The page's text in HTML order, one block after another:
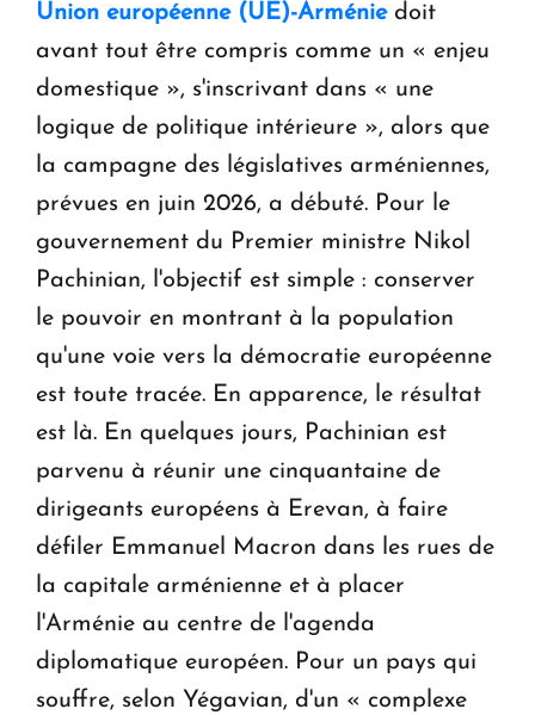
Union européenne (UE)-Arméniedoit
avant tout être compris comme un « enjeu
domestique », s'inscrivant dans « une
logique de politique intérieure », alors que
la campagne des législatives arméniennes,
prévues en juin 2026, a débuté. Pour le
gouvernement du Premier ministre Nikol
Pachinian, l'objectif est simple : conserver
le pouvoir en montrant à la population
qu'une voie vers la démocratie européenne
est toute tracée. En apparence, le résultat
est là. En quelques jours, Pachinian est
parvenu à réunir une cinquantaine de
dirigeants européens à Erevan, à faire
défiler Emmanuel Macron dans les rues de
la capitale arménienne et à placer
l'Arménie au centre de l'agenda
diplomatique européen. Pour un pays qui
souffre, selon Yégavian, d'un « complexe